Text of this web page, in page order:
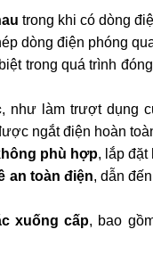
trong khi có dòng
dòng điện phóng
trong quá trình
, như làm trượt dụng
ngắt điện hoàn
phù hợp, lắp đặt
an toàn điện, dẫn
xuống cấp, bao